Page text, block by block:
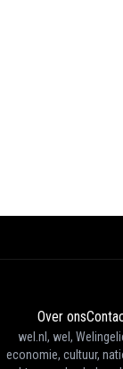
Over ons
wel.nl, wel,
economie, cultuur,